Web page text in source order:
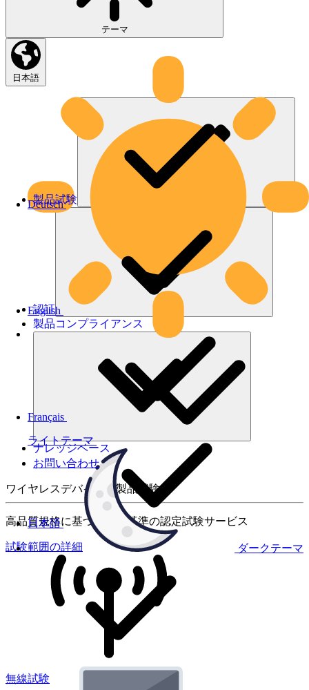
テーマ
ライトテーマ
ダークテーマ
日本語
Deutsch
English
Français
日本語
製品試験
認証
製品コンプライアンス
ナレッジベース
お問い合わせ
ワイヤレスデバイスの製品試験
高品質規格に基づく国際基準の認定試験サービス
試験範囲の詳細
無線試験